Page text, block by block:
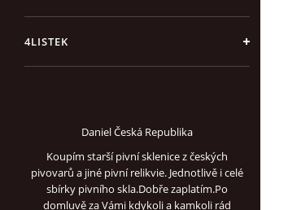
4LISTEK
Daniel Česká Republika
Koupím starší pivní sklenice z českých
pivovarů a jiné pivní relikvie. Jednotlivě i celé
sbírky pivního skla.Dobře zaplatím.Po
domluvě za Vámi kdykoli a kamkoli rád